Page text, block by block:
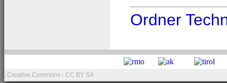
Ordner
Creative Commons - CC BY SA